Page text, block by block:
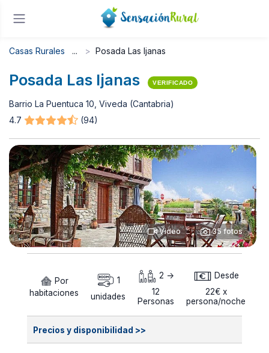
Casas Rurales Posada Las Ijanas
Posada Las Ijanas VERIFICADO
Barrio La Puentuca 10, Viveda (Cantabria)
4.7
(94)
Video 35 fotos
Por
habitaciones
1
unidades
2 ->
12
Personas
Desde
22€ x
persona/noche
Precios y disponibilidad >>